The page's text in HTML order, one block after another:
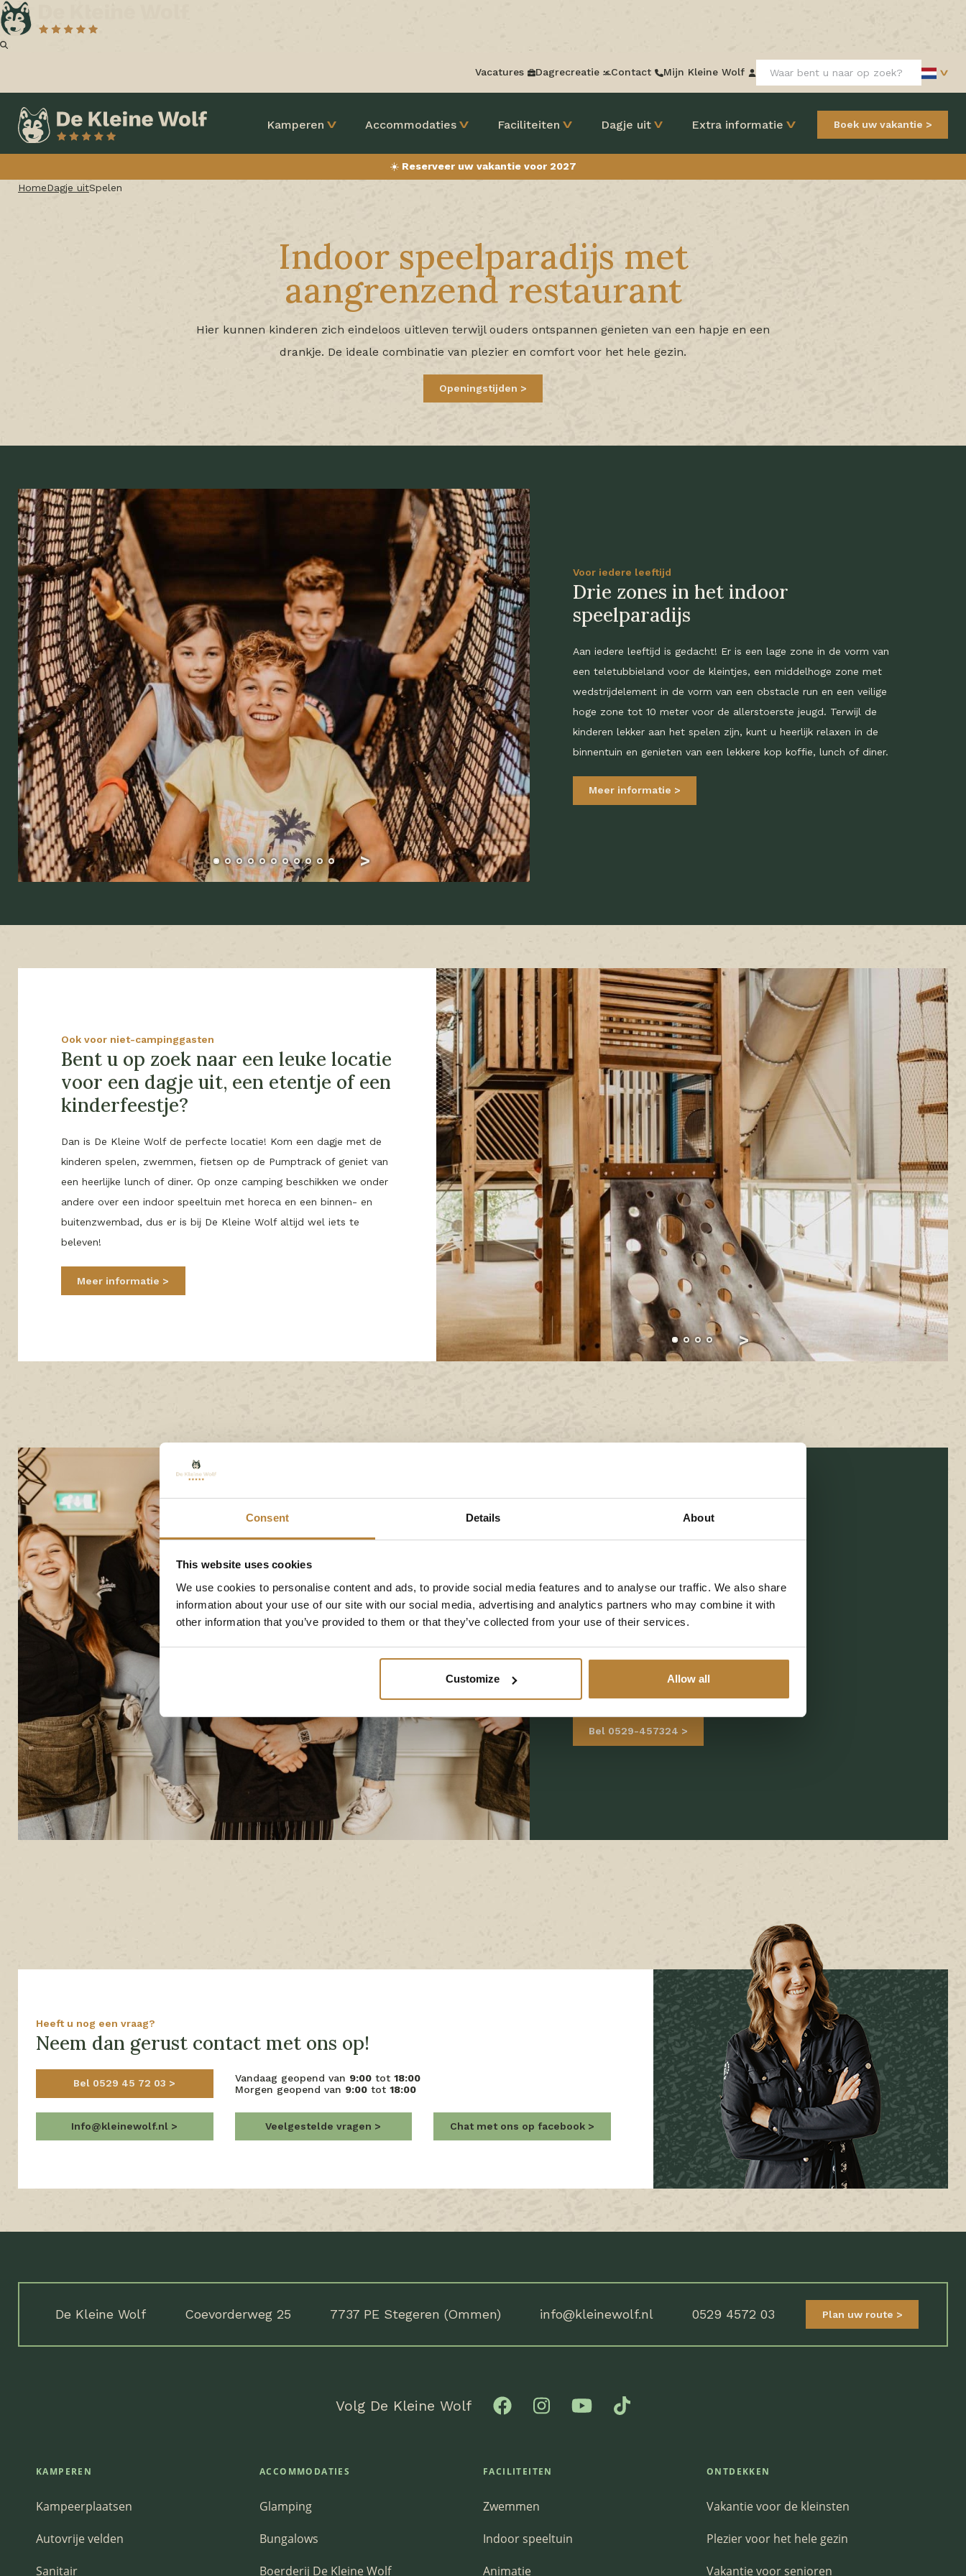
Consent Details About
This website uses cookies
We use cookies to personalise content and ads, to provide social media features and to analyse our traffic. We also share
information about your use of our site with our social media, advertising and analytics partners who may combine it with
other information that you’ve provided to them or that they’ve collected from your use of their services.
Customize Allow all
Vacatures Dagrecreatie Contact Mijn Kleine Wolf
Kamperen Accommodaties Faciliteiten Dagje uit Extra informatie Boek uw vakantie
☀️ Reserveer uw vakantie voor 2027
HomeDagje uitSpelen
Indoor speelparadijs met
aangrenzend restaurant
Hier kunnen kinderen zich eindeloos uitleven terwijl ouders ontspannen genieten van een hapje en een
drankje. De ideale combinatie van plezier en comfort voor het hele gezin.
Openingstijden
Voor iedere leeftijd
Drie zones in het indoor
speelparadijs
Aan iedere leeftijd is gedacht! Er is een lage zone in de vorm van
een teletubbieland voor de kleintjes, een middelhoge zone met
wedstrijdelement in de vorm van een obstacle run en een veilige
hoge zone tot 10 meter voor de allerstoerste jeugd. Terwijl de
kinderen lekker aan het spelen zijn, kunt u heerlijk relaxen in de
binnentuin en genieten van een lekkere kop koffie, lunch of diner.
Meer informatie
Ook voor niet-campinggasten
Bent u op zoek naar een leuke locatie
voor een dagje uit, een etentje of een
kinderfeestje?
Dan is De Kleine Wolf de perfecte locatie! Kom een dagje met de
kinderen spelen, zwemmen, fietsen op de Pumptrack of geniet van
een heerlijke lunch of diner. Op onze camping beschikken we onder
andere over een indoor speeltuin met horeca en een binnen- en
buitenzwembad, dus er is bij De Kleine Wolf altijd wel iets te
beleven!
Meer informatie
Coevorderweg 25
7737 PE Stegeren (Ommen)
info@dewolventuin.nl
Bekijk in Google Maps
Bel 0529-457324
Heeft u nog een vraag?
Neem dan gerust contact met ons op!
Bel 0529 45 72 03 Vandaag geopend van 9:00tot 18:00
Morgen geopend van 9:00tot 18:00
Info@kleinewolf.nl Veelgestelde vragen Chat met ons op facebook
De Kleine Wolf Coevorderweg 25 7737 PE Stegeren (Ommen) info@kleinewolf.nl 0529 4572 03 Plan uw route
Volg De Kleine Wolf
KAMPEREN
Kampeerplaatsen
Autovrije velden
Sanitair
ACCOMMODATIES
Glamping
Bungalows
Boerderij De Kleine Wolf
FACILITEITEN
Zwemmen
Indoor speeltuin
Animatie
ONTDEKKEN
Vakantie voor de kleinsten
Plezier voor het hele gezin
Vakantie voor senioren